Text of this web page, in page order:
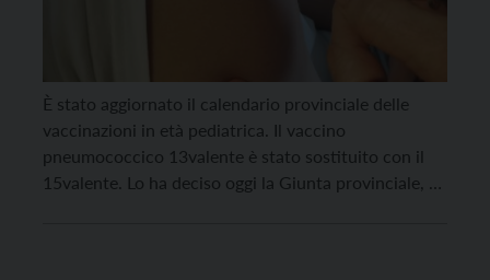
È stato aggiornato il calendario provinciale delle
vaccinazioni in età pediatrica. Il vaccino
pneumococcico 13valente è stato sostituito con il
15valente. Lo ha deciso oggi la Giunta provinciale, su